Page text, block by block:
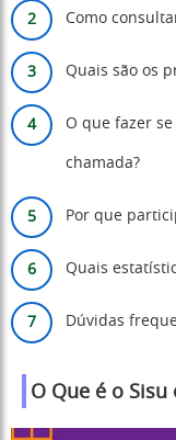
Como
Quais são os
O que fazer
chamada?
Por que
Quais
Dúvidas
O Que é o Sisu